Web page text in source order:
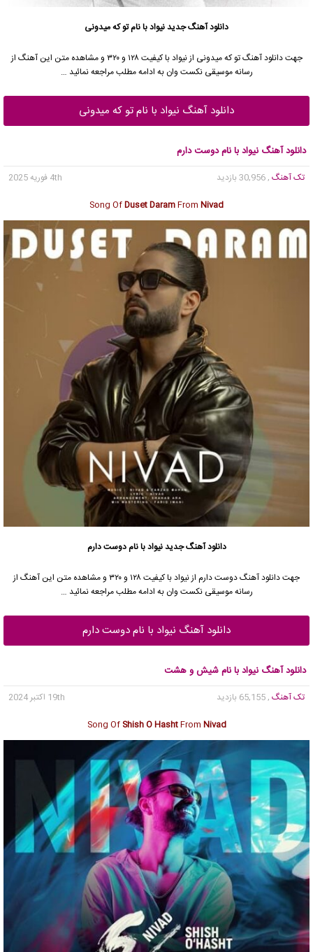
دانلود آهنگ جدیدنیواد با نام تو که میدونی
جهت دانلود آهنگ تو که میدونی از نیواد با کیفیت ۱۲۸ و ۳۲۰ و مشاهده متن این آهنگ از
رسانه موسیقی نکست وان به ادامه مطلب مراجعه نمائید …
دانلود آهنگ نیواد با نام تو که میدونی
دانلود آهنگ نیواد با نام دوست دارم
تک آهنگ , 30,956 بازدید
4th فوریه 2025
Song OfDuset DaramFrom Nivad
دانلود آهنگ جدیدنیواد با نام دوست دارم
جهت دانلود آهنگ دوست دارم از نیواد با کیفیت ۱۲۸ و ۳۲۰ و مشاهده متن این آهنگ از
رسانه موسیقی نکست وان به ادامه مطلب مراجعه نمائید …
دانلود آهنگ نیواد با نام دوست دارم
دانلود آهنگ نیواد با نام شیش و هشت
تک آهنگ , 65,155 بازدید
19th اکتبر 2024
Song Of Shish O HashtFrom Nivad